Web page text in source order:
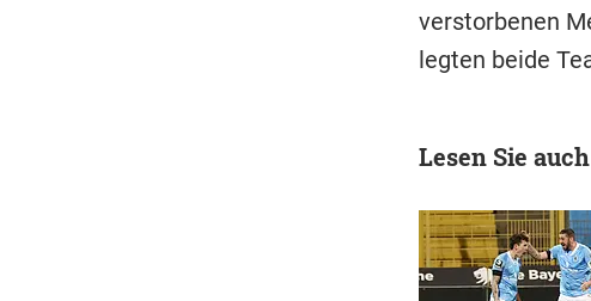
verstorbenen
legten beide
Lesen Sie auch